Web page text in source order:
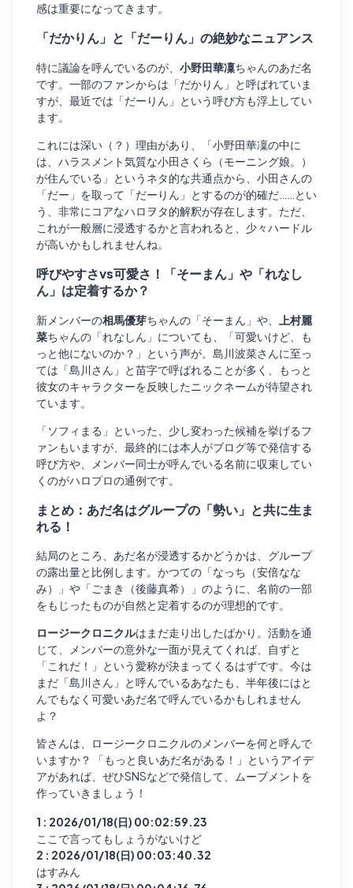
感は重要になってきます。
「だかりん」と「だーりん」の絶妙なニュアンス
特に議論を呼んでいるのが、 小野田華凜ちゃんのあだ名
です。一部のファンからは「だかりん」と呼ばれていま
すが、最近では「だーりん」という呼び方も浮上してい
ます。
これには深い（？）理由があり、「小野田華凜の中に
は、ハラスメント気質な小田さくら（モーニング娘。）
が住んでいる」というネタ的な共通点から、小田さんの
「だー」を取って「だーりん」とするのが的確だ……とい
う、非常にコアなハロヲタ的解釈が存在します。ただ、
これが一般層に浸透するかと言われると、少々ハードル
が高いかもしれませんね。
呼びやすさvs可愛さ！「そーまん」や「れなし
ん」は定着するか？
新メンバーの相馬優芽ちゃんの「そーまん」や、
上村麗
菜ちゃんの「れなしん」についても、「可愛いけど、も
っと他にないのか？」という声が。島川波菜さんに至っ
ては「島川さん」と苗字で呼ばれることが多く、もっと
彼女のキャラクターを反映したニックネームが待望され
ています。
「ソフィまる」といった、少し変わった候補を挙げるフ
ァンもいますが、最終的には本人がブログ等で発信する
呼び方や、メンバー同士が呼んでいる名前に収束してい
くのがハロプロの通例です。
まとめ：あだ名はグループの「勢い」と共に生ま
れる！
結局のところ、あだ名が浸透するかどうかは、グループ
の露出量と比例します。かつての「なっち（安倍なな
み）」や「ごまき（後藤真希）」のように、名前の一部
をもじったものが自然と定着するのが理想的です。
ロージークロニクルはまだ走り出したばかり。活動を通
じて、メンバーの意外な一面が見えてくれば、自ずと
「これだ！」という愛称が決まってくるはずです。今は
まだ「島川さん」と呼んでいるあなたも、半年後にはと
んでもなく可愛いあだ名で呼んでいるかもしれません
よ？
皆さんは、ロージークロニクルのメンバーを何と呼んで
いますか？ 「もっと良いあだ名がある！」というアイデ
アがあれば、ぜひSNSなどで発信して、ムーブメントを
作っていきましょう！
1 : 2026/01/18(日) 00:02:59.23
ここで言ってもしょうがないけど
2 : 2026/01/18(日) 00:03:40.32
はすみん